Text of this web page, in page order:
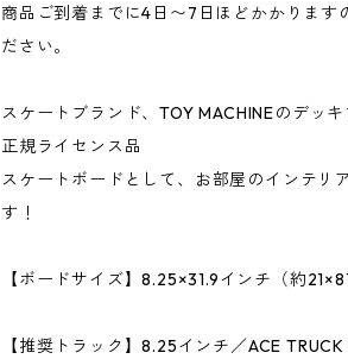
商品ご到着までに4日〜7日ほどかかります
ださい。
スケートブランド、TOY MACHINEのデッキ
正規ライセンス品
スケートボードとして、お部屋のインテリ
す！
【ボードサイズ】8.25×31.9インチ（約
【推奨トラック】8.25インチ／ACE